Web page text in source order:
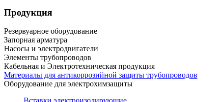
Продукция
Резервуарное оборудование
Запорная арматура
Насосы и электродвигатели
Элементы трубопроводов
Кабельная и Электротехническая продукция
Материалы для антикоррозийной защиты трубопроводов
Оборудование для электрохимзащиты